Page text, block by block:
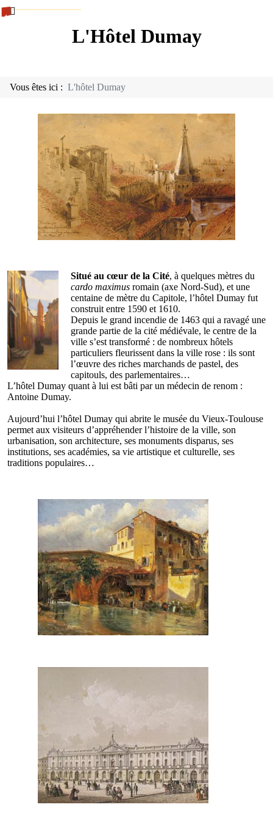
L'Hôtel Dumay
Vous êtes ici : L'hôtel Dumay
Situé au cœur de la Cité, à quelques mètres du
cardo maximus romain (axe Nord-Sud), et une
centaine de mètre du Capitole, l’hôtel Dumay fut
construit entre 1590 et 1610.
Depuis le grand incendie de 1463 qui a ravagé une
grande partie de la cité médiévale, le centre de la
ville s’est transformé : de nombreux hôtels
particuliers fleurissent dans la ville rose : ils sont
l’œuvre des riches marchands de pastel, des
capitouls, des parlementaires…
L’hôtel Dumay quant à lui est bâti par un médecin de renom :
Antoine Dumay.
Aujourd’hui l’hôtel Dumay qui abrite le musée du Vieux-Toulouse
permet aux visiteurs d’appréhender l’histoire de la ville, son
urbanisation, son architecture, ses monuments disparus, ses
institutions, ses académies, sa vie artistique et culturelle, ses
traditions populaires…